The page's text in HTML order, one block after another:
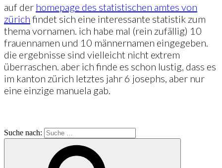
auf der homepage des statistischen amtes von
zürich findet sich eine interessante statistik zum
thema vornamen. ich habe mal (rein zufällig) 10
frauennamen und 10 männernamen eingegeben.
die ergebnisse sind vielleicht nicht extrem
überraschen. aber ich finde es schon lustig, dass es
im kanton zürich letztes jahr 6 josephs, aber nur
eine einzige manuela gab.
Suche nach: